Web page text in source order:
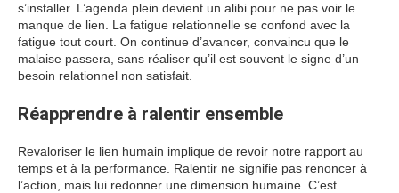
s’installer. L’agenda plein devient un alibi pour ne pas voir le
manque de lien. La fatigue relationnelle se confond avec la
fatigue tout court. On continue d’avancer, convaincu que le
malaise passera, sans réaliser qu’il est souvent le signe d’un
besoin relationnel non satisfait.
Réapprendre à ralentir ensemble
Revaloriser le lien humain implique de revoir notre rapport au
temps et à la performance. Ralentir ne signifie pas renoncer à
l’action, mais lui redonner une dimension humaine. C’est